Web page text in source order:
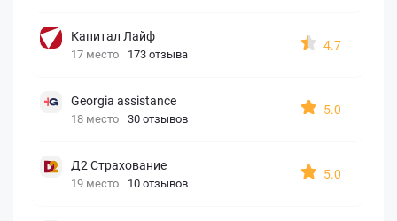
Капитал Лайф
17 место 173 отзыва
4.7
Georgia assistance
18 место 30 отзывов
5.0
Д2 Страхование
19 место 10 отзывов
5.0